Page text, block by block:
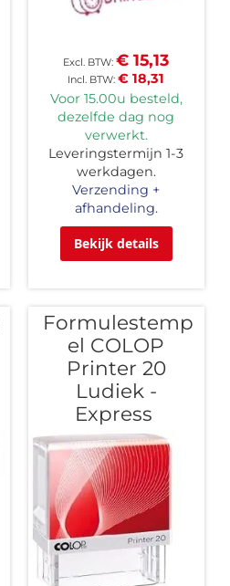
€ 18,31
€ 15,13
Voor 15.00u besteld,
dezelfde dag nog
verwerkt.
Leveringstermijn 1-3
werkdagen.
Verzending +
afhandeling.
Bekijk details
Formulestemp
el COLOP
Printer 20
Ludiek -
Express